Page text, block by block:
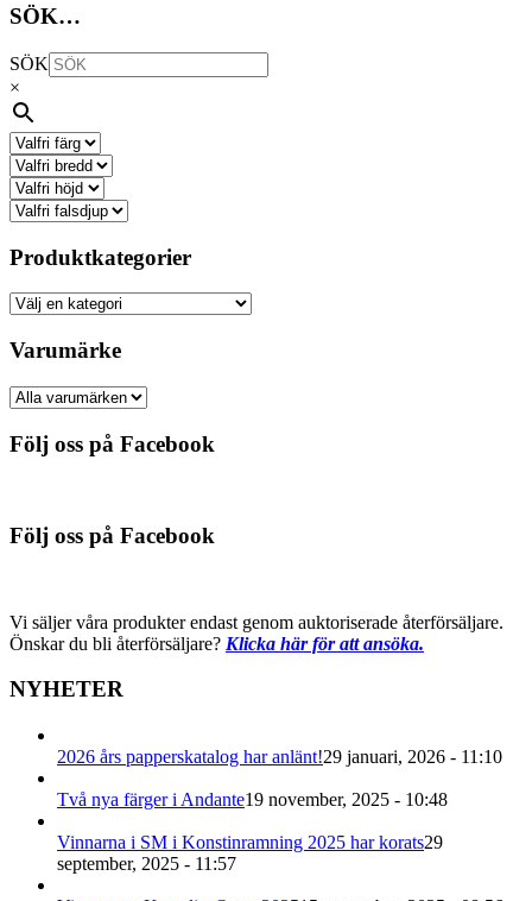
SÖK…
SÖK
×
Produktkategorier
Varumärke
Följ oss på Facebook
Följ oss på Facebook
Vi säljer våra produkter endast genom auktoriserade återförsäljare.
Önskar du bli återförsäljare? Klicka här för att ansöka.
NYHETER
2026 års papperskatalog har anlänt!29 januari, 2026 - 11:10
Två nya färger i Andante19 november, 2025 - 10:48
Vinnarna i SM i Konstinramning 2025 har korats29
september, 2025 - 11:57